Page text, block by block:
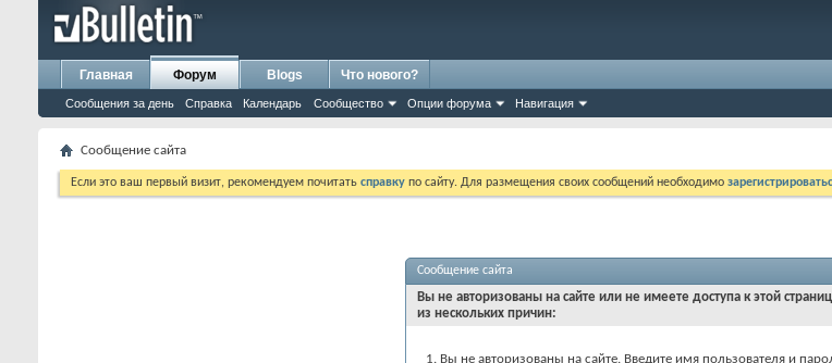
Главная Форум
Сообщения за день Справка Календарь Сообщество Опции форума Навигация
Blogs Что нового?
Сообщение сайта
Если это ваш первый визит, рекомендуем почитать справку по сайту. Для размещения своих сообщений необходимо
Сообщение сайта
Вы не авторизованы на сайте или не имеете доступа к этой
из нескольких причин:
Вы не авторизованы на сайте. Введите имя пользователя и